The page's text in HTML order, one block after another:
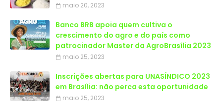
maio 20, 2023
Banco BRB apoia quem cultiva o
crescimento do agro e do país como
patrocinador Master da AgroBrasília 2023
maio 25, 2023
Inscrições abertas para UNASÍNDICO 2023
em Brasília: não perca esta oportunidade
maio 25, 2023